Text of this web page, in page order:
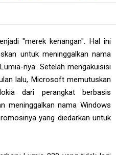
"merek kenangan". Hal ini
untuk meninggalkan nama
nya. Setelah mengakuisisi
lalu, Microsoft memutuskan
dari perangkat berbasis
meninggalkan nama Windows
yang diedarkan untuk